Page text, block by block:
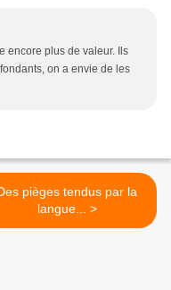
encore plus de valeur. Ils
on a envie de les
pièges tendus par la
langue... >